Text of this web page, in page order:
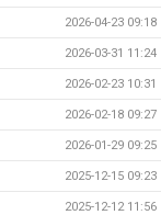
2026-04-23 09:18
2026-03-31 11:24
2026-02-23 10:31
2026-02-18 09:27
2026-01-29 09:25
2025-12-15 09:23
2025-12-12 11:56